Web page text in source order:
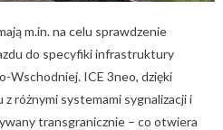
m.in. na celu sprawdzenie
do specyfiki infrastruktury
Wschodniej. ICE 3neo, dzięki
różnymi systemami sygnalizacji i
transgranicznie – co otwiera